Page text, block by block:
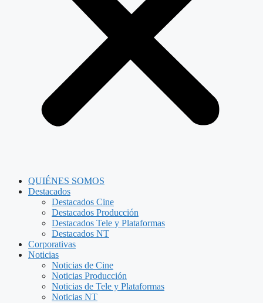
QUIÉNES SOMOS
Destacados
Destacados Cine
Destacados Producción
Destacados Tele y Plataformas
Destacados NT
Corporativas
Noticias
Noticias de Cine
Noticias Producción
Noticias de Tele y Plataformas
Noticias NT